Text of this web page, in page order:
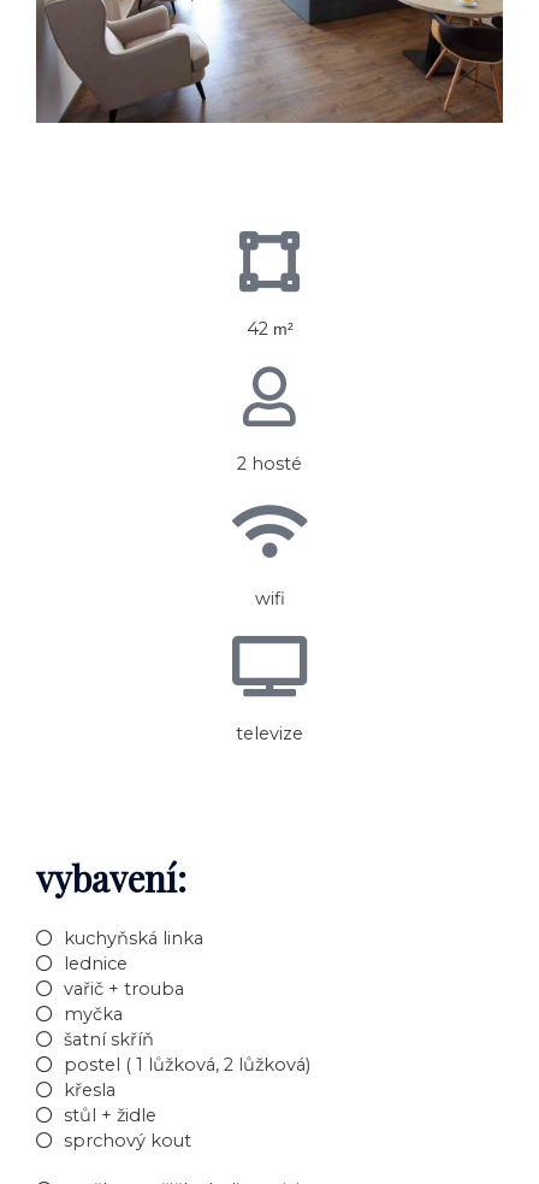
42 m²
2 hosté
wifi
televize
vybavení:
kuchyňská linka
lednice
vařič + trouba
myčka
šatní skříň
postel ( 1 lůžková, 2 lůžková)
křesla
stůl + židle
sprchový kout